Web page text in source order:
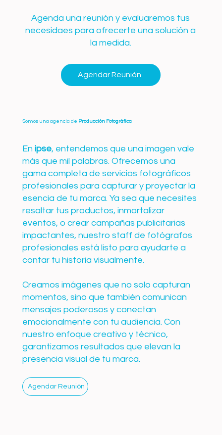
Somos una agencia de Producción Fotográfica
En ipse, entendemos que una imagen vale
más que mil palabras. Ofrecemos una
gama completa de servicios fotográficos
profesionales para capturar y proyectar la
esencia de tu marca. Ya sea que necesites
resaltar tus productos, inmortalizar
eventos, o crear campañas publicitarias
impactantes, nuestro staff de fotógrafos
profesionales está listo para ayudarte a
contar tu historia visualmente.
Creamos imágenes que no solo capturan
momentos, sino que también comunican
mensajes poderosos y conectan
emocionalmente con tu audiencia. Con
nuestro enfoque creativo y técnico,
garantizamos resultados que elevan la
presencia visual de tu marca.
Agendar Reunión
Agenda una reunión y evaluaremos tus
necesidaes para ofrecerte una solución a
la medida.
Agendar Reunión